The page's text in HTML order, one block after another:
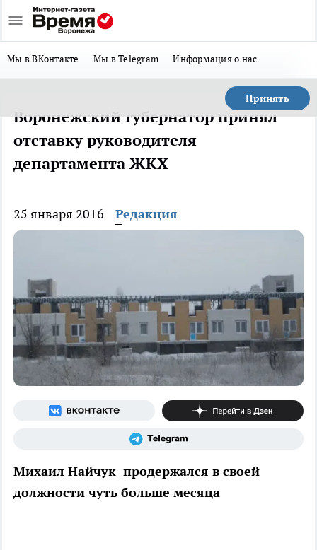
Мы в ВКонтакте Мы в Telegram Информация о нас
Принять
Воронежский губернатор принял
отставку руководителя
департамента ЖКХ
25 января 2016 Редакция
Михаил Найчук продержался в своей
должности чуть больше месяца